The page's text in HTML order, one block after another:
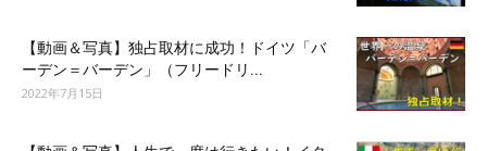
【動画＆写真】独占取材に成功！ドイツ「バ
ーデン＝バーデン」（フリードリ...
2022年7月15日